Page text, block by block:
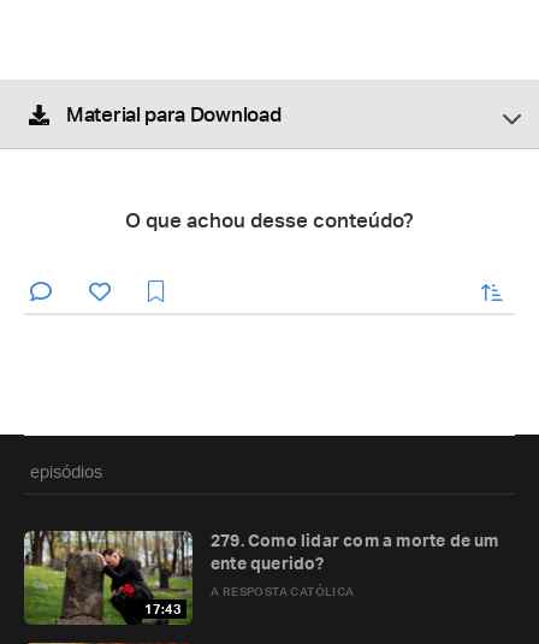
Material para Download
O que achou desse conteúdo?
enviar
episódios
17:43
A RESPOSTA CATÓLICA
279. Como lidar com a morte de um
ente querido?